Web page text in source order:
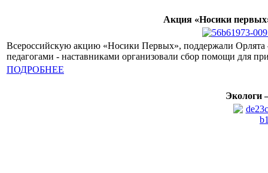
Акция «Носики
Всероссийскую акцию «Носики Первых», поддержали Орлята
педагогами - наставниками организовали сбор помощи для
ПОДРОБНЕЕ
Экологи